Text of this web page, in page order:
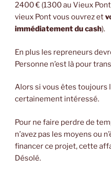
2400 € (1300 au Vieux
vieux Pont vous ouvrez et
immédiatement du cash).
En plus les repreneurs
Personne n’est là pour
Alors si vous êtes toujours
certainement intéressé.
Pour ne faire perdre de
n’avez pas les moyens ou
financer ce projet, cette
Désolé.